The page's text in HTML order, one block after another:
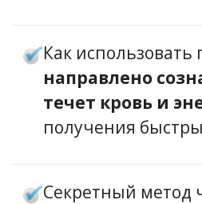
Как использовать
направлено
течет кровь и
получения
Секретный метод